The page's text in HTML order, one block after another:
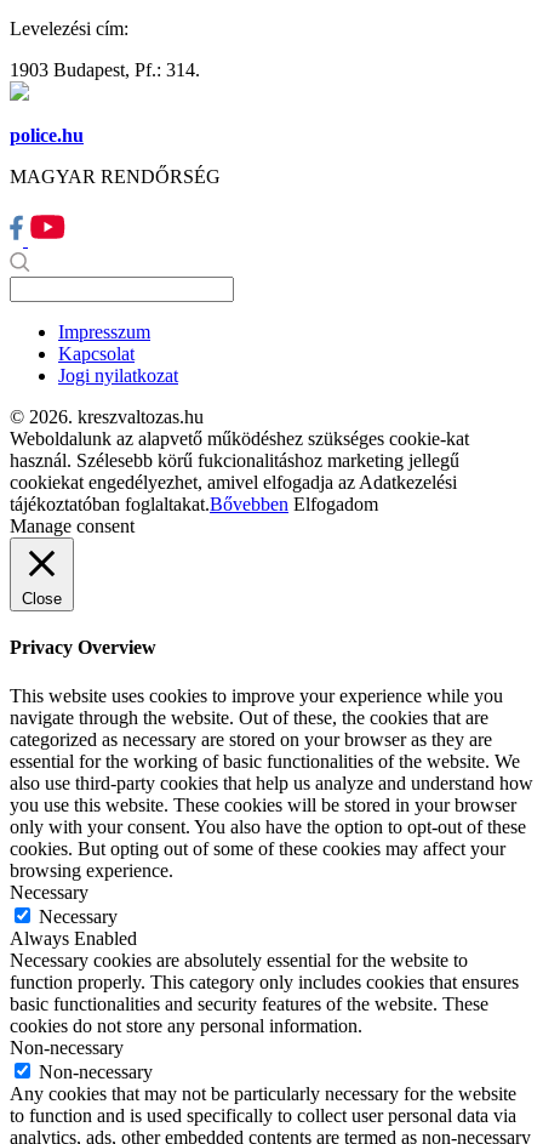
Levelezési cím:
1903 Budapest, Pf.: 314.
police.hu
MAGYAR RENDŐRSÉG
Impresszum
Kapcsolat
Jogi nyilatkozat
© 2026. kreszvaltozas.hu
Weboldalunk az alapvető működéshez szükséges cookie-kat
használ. Szélesebb körű fukcionalitáshoz marketing jellegű
cookiekat engedélyezhet, amivel elfogadja az Adatkezelési
tájékoztatóban foglaltakat.Bővebben Elfogadom
Manage consent
Close
Privacy Overview
This website uses cookies to improve your experience while you
navigate through the website. Out of these, the cookies that are
categorized as necessary are stored on your browser as they are
essential for the working of basic functionalities of the website. We
also use third-party cookies that help us analyze and understand how
you use this website. These cookies will be stored in your browser
only with your consent. You also have the option to opt-out of these
cookies. But opting out of some of these cookies may affect your
browsing experience.
Necessary
Necessary
Always Enabled
Necessary cookies are absolutely essential for the website to
function properly. This category only includes cookies that ensures
basic functionalities and security features of the website. These
cookies do not store any personal information.
Non-necessary
Non-necessary
Any cookies that may not be particularly necessary for the website
to function and is used specifically to collect user personal data via
analytics, ads, other embedded contents are termed as non-necessary